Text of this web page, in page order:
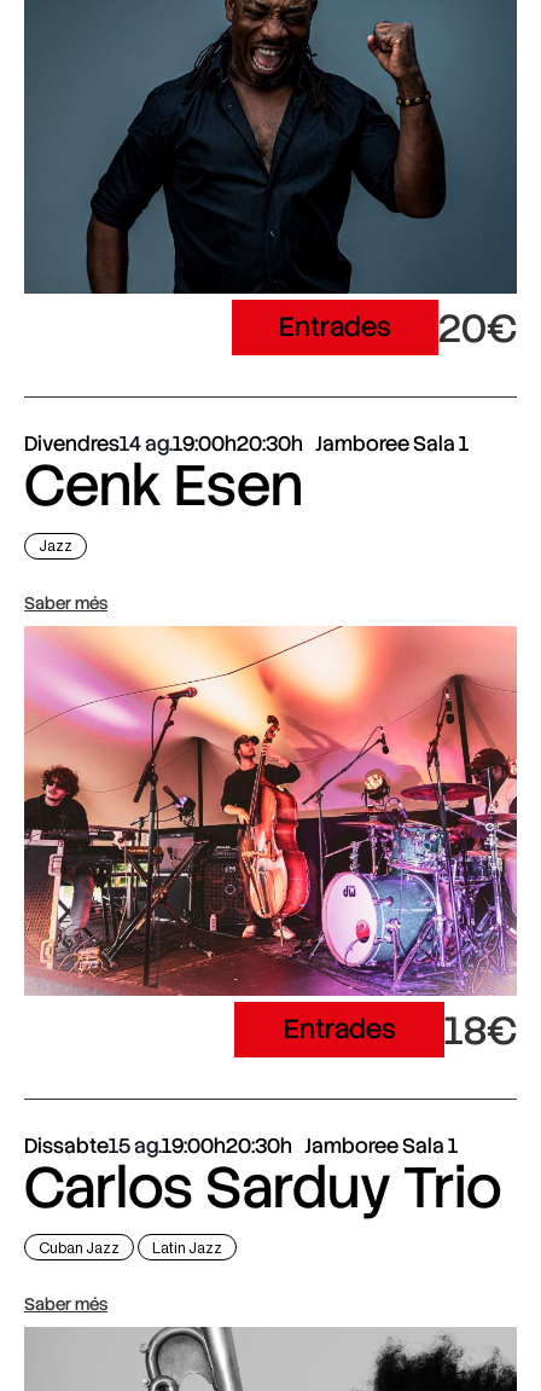
Entrades 20€
Divendres14 ag.19:00h20:30h Jamboree Sala 1
Cenk Esen
Jazz
Saber més
Entrades 18€
Dissabte15 ag.19:00h20:30h Jamboree Sala 1
Carlos Sarduy Trio
Cuban Jazz Latin Jazz
Saber més